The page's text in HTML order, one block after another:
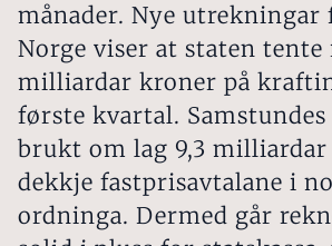
månader. Nye utrekningar
Norge viser at staten tente
milliardar kroner på
første kvartal.
brukt om lag 9,3 milliardar
dekkje fastprisavtalane i
ordninga. Dermed går